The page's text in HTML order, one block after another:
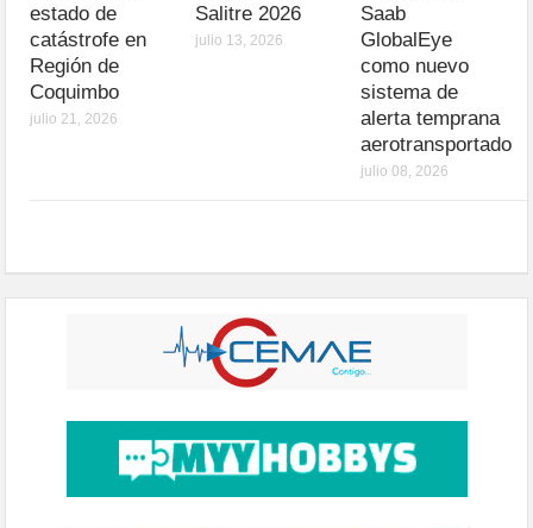
estado de
catástrofe en
Región de
Coquimbo
julio 21, 2026
Salitre 2026
julio 13, 2026
Saab
GlobalEye
como nuevo
sistema de
alerta temprana
aerotransportado
julio 08, 2026